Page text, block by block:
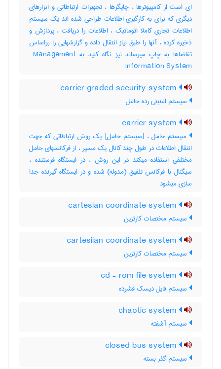
ای است از کامپیوترها ، چاپگرها ، تجهیزات ارتباطاتی و ابزارهای
دیگری که برای به کارگیری اطلاعات طراحی شده اند یک سیستم
اطلاعات تجاری کاملا اتوماتیک ، اطلاعات را دریافت ، پردازش و
ذخیره کرده ، آنها را طبق نیاز انتقال داده و گزارشهایی را براساس
تقاضاها به چاپ میرساند نیز نگاه کنید به ‎ Management
Information System
سیستم امنیتی رده حامل
سیستم حامل ، [سیستم حامل] یک روش ارتباطاتی که جهت
انتقال اطلاعات در طول چند کانال یک مسیر ، از فرکانسهای حامل
مختلفی استفاده میکند در این روش ، در ایستگاه فرستنده ،
سیگنال با فرکانس تلفیق (مدوله) شده و در ایستگاه گیرنده جدا
سازی میشود
سیستم مختصات کارتزین
سیستم مختصات کارتزین
سیستم فایل دیسک فشرده
سیستم آشفته
سیستم گذر بسته